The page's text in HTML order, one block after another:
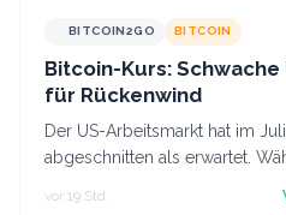
BITCOIN2GO BITCOIN
Bitcoin-Kurs:
für Rückenwind
Der US-Arbeitsmarkt hat im
abgeschnitten als erwartet.
vor 19 Std.